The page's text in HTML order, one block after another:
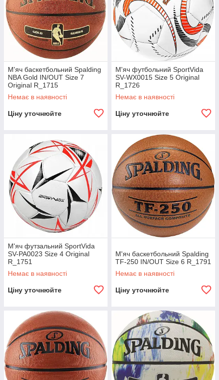
М'яч баскетбольний Spalding
NBA Gold IN/OUT Size 7
Original R_1715
Немає в наявності
Ціну уточнюйте
М'яч футбольний SportVida
SV-WX0015 Size 5 Original
R_1726
Немає в наявності
Ціну уточнюйте
М'яч футзальний SportVida
SV-PA0023 Size 4 Original
R_1751
Немає в наявності
Ціну уточнюйте
М'яч баскетбольний Spalding
TF-250 IN/OUT Size 6 R_1791
Немає в наявності
Ціну уточнюйте